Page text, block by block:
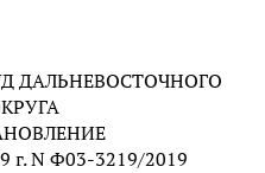
ДАЛЬНЕВОСТОЧНОГО
г. N Ф03-3219/2019